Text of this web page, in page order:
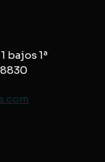
bajos 1ª